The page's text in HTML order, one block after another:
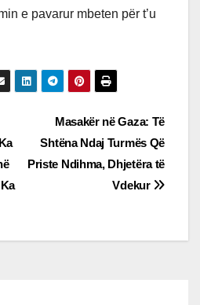
e pavarur mbeten për t’u
Masakër në Gaza: Të
Shtëna Ndaj Turmës Që
Priste Ndihma, Dhjetëra të
Vdekur